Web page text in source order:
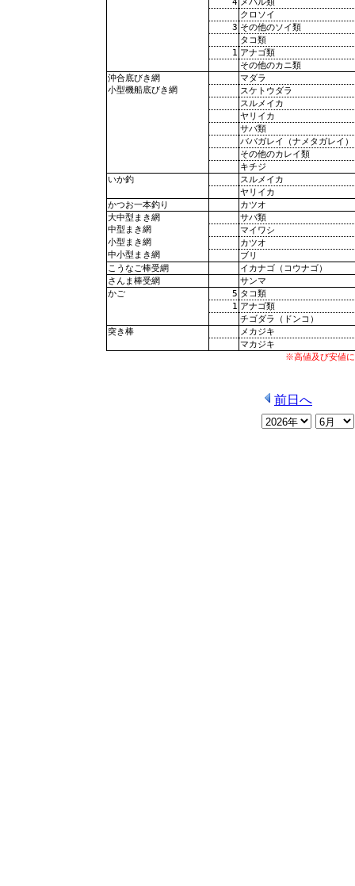
クロソイ
3 その他のソイ類
タコ類
1 アナゴ類
その他のカニ類
沖合底びき網 マダラ
小型機船底びき網
スケトウダラ
スルメイカ
ヤリイカ
サバ類
ババガレイ（ナメタガレイ）
その他のカレイ類
キチジ
いか釣
スルメイカ
ヤリイカ
かつお一本釣り カツオ
大中型まき網 サバ類
中型まき網 マイワシ
小型まき網 カツオ
中小型まき網 ブリ
こうなご棒受網 イカナゴ（コウナゴ）
さんま棒受網 サンマ
かご 5 タコ類
1 アナゴ類
チゴダラ（ドンコ）
突き棒
メカジキ
マカジキ
※高値及び安値
前日へ